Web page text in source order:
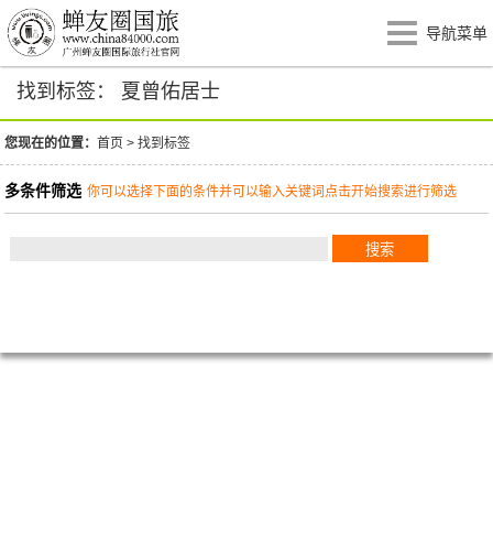
导航菜单
找到标签： 夏曾佑居士
您现在的位置：首页 >找到标签
多条件筛选 你可以选择下面的条件并可以输入关键词点击开始搜索进行筛选